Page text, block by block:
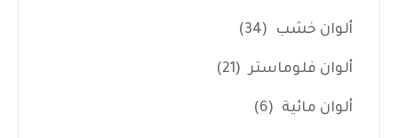
ألوان خشب (34)
ألوان فلوماستر (21)
ألوان مائية (6)